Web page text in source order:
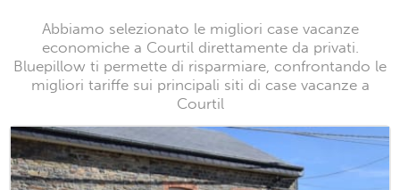
Abbiamo selezionato le migliori case vacanze
economiche a Courtil direttamente da privati.
Bluepillow ti permette di risparmiare, confrontando le
migliori tariffe sui principali siti di case vacanze a
Courtil